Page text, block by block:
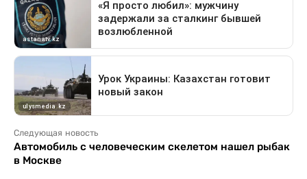
Следующая новость
Автомобиль с человеческим скелетом нашел рыбак
в Москве